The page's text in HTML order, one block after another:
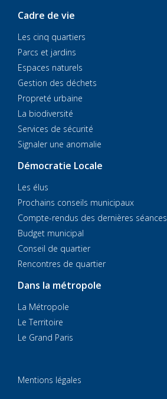
Cadre de vie
Les cinq quartiers
Parcs et jardins
Espaces naturels
Gestion des déchets
Propreté urbaine
La biodiversité
Services de sécurité
Signaler une anomalie
Démocratie Locale
Les élus
Prochains conseils municipaux
Compte-rendus des dernières séances
Budget municipal
Conseil de quartier
Rencontres de quartier
Dans la métropole
La Métropole
Le Territoire
Le Grand Paris
Mentions légales